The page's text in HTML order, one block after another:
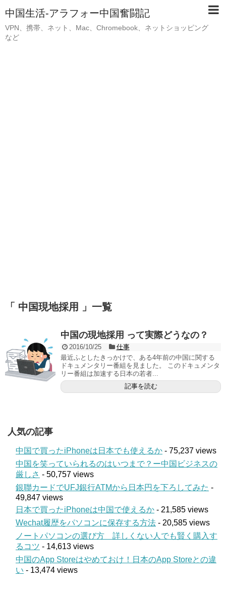
中国生活-アラフォー中国奮闘記
VPN、携帯、ネット、Mac、Chromebook、ネットショッピング
など
「 中国現地採用 」一覧
中国の現地採用 って実際どうなの？
2016/10/25
仕事
最近ふとしたきっかけで、ある4年前の中国に関する
ドキュメンタリー番組を見ました。 このドキュメンタ
リー番組は加速する日本の若者...
記事を読む
人気の記事
中国で買ったiPhoneは日本でも使えるか - 75,237 views
中国を笑っていられるのはいつまで？ー中国ビジネスの
厳しさ - 50,757 views
銀聯カードでUFJ銀行ATMから日本円を下ろしてみた -
49,847 views
日本で買ったiPhoneは中国で使えるか - 21,585 views
Wechat履歴をパソコンに保存する方法 - 20,585 views
ノートパソコンの選び方 詳しくない人でも賢く購入す
るコツ - 14,613 views
中国のApp Storeはやめておけ！日本のApp Storeとの違
い - 13,474 views